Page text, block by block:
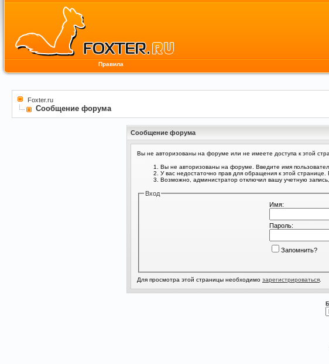
Правила
Foxter.ru
Сообщение форума
Сообщение форума
Вы не авторизованы на форуме или не имеете доступа к этой
Вы не авторизованы на форуме. Введите имя
У вас недостаточно прав для обращения к этой
Возможно, администратор отключил вашу учетную
Вход
Имя:
Пароль:
Запомнить?
Для просмотра этой страницы необходимо зарегистрироваться